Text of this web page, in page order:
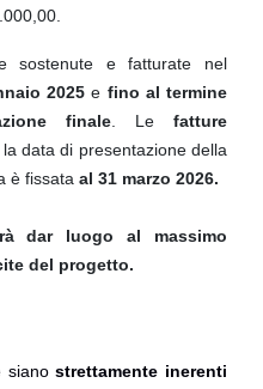
sostenute e fatturate nel
2025 e fino al termine
finale. Lefatture
data di presentazione della
è fissata al 31 marzo 2026.
dar luogo al massimo
del progetto.
sianostrettamente inerenti